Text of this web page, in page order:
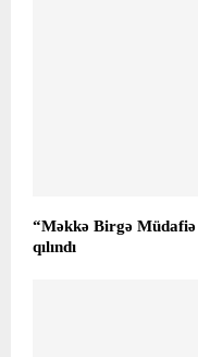
“Məkkə Birgə Müdafiə
qılındı